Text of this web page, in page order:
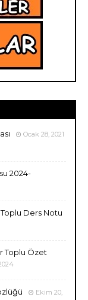
Ocak 28, 2021
2024-
Toplu Ders Notu
Toplu Özet
Ekim 20,